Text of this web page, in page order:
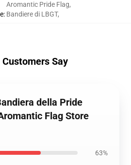
:
Aromantic Pride Flag,
Bandiere di LBGT,
Say
della Pride
Flag Store
63%